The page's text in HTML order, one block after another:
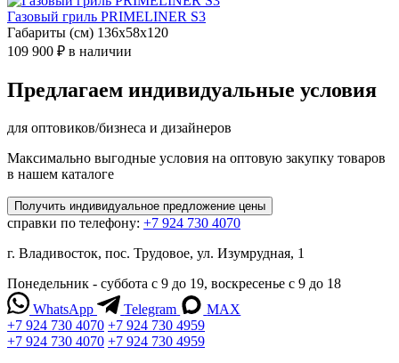
Газовый гриль PRIMELINER S3
Габариты (см) 136х58х120
109 900 ₽ в наличии
Предлагаем индивидуальные условия
для оптовиков/бизнеса и дизайнеров
Максимально выгодные условия на оптовую закупку товаров
в нашем каталоге
Получить индивидуальное предложение цены
справки по телефону: +7 924 730 4070
г. Владивосток, пос. Трудовое, ул. Изумрудная, 1
Понедельник - суббота с 9 до 19, воскресенье с 9 до 18
WhatsApp
Telegram
MAX
+7 924 730 4070 +7 924 730 4959
+7 924 730 4070 +7 924 730 4959